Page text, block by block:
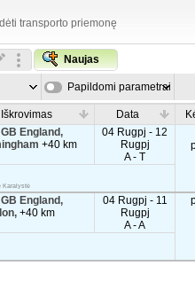
transporto priemonę
Naujas
Papildomi parametrai
Iškrovimas Data
GB England,
+40 km
04 Rugpj - 12
Rugpj
A - T
Karalystė
GB England,
+40 km
04 Rugpj - 11
Rugpj
A - A